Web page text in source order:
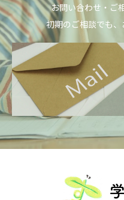
お問い合わせ・ご
初期のご相談でも、